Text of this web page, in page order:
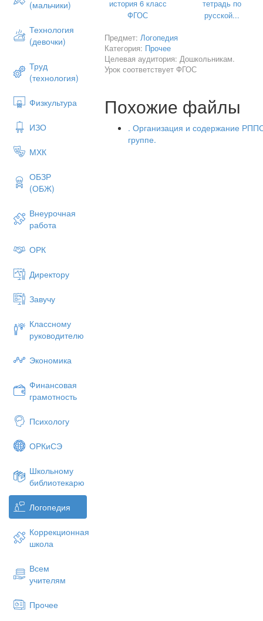
(мальчики)
Технология
(девочки)
Труд
(технология)
Физкультура
ИЗО
МХК
ОБЗР
(ОБЖ)
Внеурочная
работа
ОРК
Директору
Завучу
Классному
руководителю
Экономика
Финансовая
грамотность
Психологу
ОРКиСЭ
Школьному
библиотекарю
Логопедия
Коррекционная
школа
Всем
учителям
Прочее
история 6 класс
ФГОС
тетрадь по
русской...
Предмет:Логопедия
Категория: Прочее
Целевая аудитория: Дошкольникам.
Урок соответствует ФГОС
Похожие файлы
. Организация и содержание
группе.